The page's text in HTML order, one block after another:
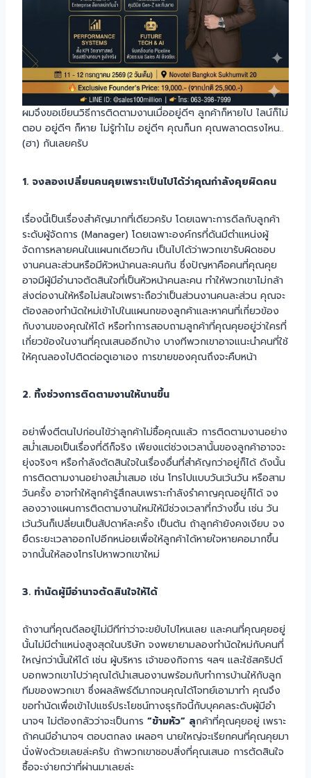
ผมจึงขอเขียนวิธีการติดตามงานเมื่ออยู่ดีๆ ลูกค้าก็หายไป ไลน์ก็ไม่
ตอบ อยู่ดีๆ ก็หาย ไม่รู้ทำไม อยู่ดีๆ คุณก็นก คุณพลาดตรงไหน..
(ฮา) กันเลยครับ
1. จงลองเปลี่ยนคนคุยเพราะเป็นไปได้ว่าคุณกำลังคุยผิดคน
เรื่องนี้เป็นเรื่องสำคัญมากที่เดียวครับ โดยเฉพาะการดีลกับลูกค้า
ระดับผู้จัดการ (Manager) โดยเฉพาะองค์กรที่ดันมีตำแหน่งผู้
จัดการหลายคนในแผนกเดียวกัน เป็นไปได้ว่าพวกเขารับผิดชอบ
งานคนละส่วนหรือมีหัวหน้าคนละคนกัน ซึ่งปัญหาคือคนที่คุณคุย
อาจมีผู้มีอำนาจตัดสินใจที่เป็นหัวหน้าคนละคน ทำให้พวกเขาไม่กล้า
ส่งต่องานให้หรือไม่สนใจเพราะถือว่าเป็นส่วนงานคนละส่วน คุณจะ
ต้องลองทำนัดใหม่เข้าไปในแผนกของลูกค้าและหาคนที่เกี่ยวข้อง
กับงานของคุณให้ได้ หรือทำการสอบถามลูกค้าที่คุณคุยอยู่ว่าใครที่
เกี่ยวข้องในงานที่คุณเสนออีกบ้าง บางทีพวกเขาอาจแนะนำคนที่ใช้
ให้คุณลองไปติดต่อดูเอาเอง การขายของคุณถึงจะคืบหน้า
2. ทิ้งช่วงการติดตามงานให้นานขึ้น
อย่าพึ่งตีตนไปก่อนไข้ว่าลูกค้าไม่ซื้อคุณแล้ว การติดตามงานอย่าง
สม่ำเสมอเป็นเรื่องที่ดีก็จริง เพียงแต่ช่วงเวลานั้นของลูกค้าอาจจะ
ยุ่งจริงๆ หรือกำลังตัดสินใจในเรื่องอื่นที่สำคัญกว่าอยู่ก็ได้ ดังนั้น
การติดตามงานอย่างสม่ำเสมอ เช่น โทรไปแบบวันเว้นวัน หรือสาม
วันครั้ง อาจทำให้ลูกค้ารู้สึกลบเพราะกำลังรำคาญคุณอยู่ก็ได้ จง
ลองวางแผนการติดตามงานใหม่ให้มีช่วงเวลาที่กว้างขึ้น เช่น วัน
เว้นวันก็เปลี่ยนเป็นสัปดาห์ละครั้ง เป็นต้น ถ้าลูกค้ายังคงเงียบ จง
ยืดระยะเวลาออกไปอีกหน่อยเพื่อให้ลูกค้าได้หายใจหายคอมากขึ้น
จากนั้นให้ลองโทรไปหาพวกเขาใหม่
3. ทำนัดผู้มีอำนาจตัดสินใจให้ได้
ถ้างานที่คุณดีลอยู่ไม่มีทีท่าว่าจะขยับไปไหนเลย และคนที่คุณคุยอยู่
นั้นไม่มีตำแหน่งสูงสุดในบริษัท จงพยายามลองทำนัดใหม่กับคนที่
ใหญ่กว่านั้นให้ได้ เช่น ผู้บริหาร เจ้าของกิจการ ฯลฯ และใช้สคริปต์
บอกพวกเขาไปว่าคุณได้นำเสนองานพร้อมกับทำการบ้านให้กับลูก
ทีมของพวกเขา ซึ่งผลลัพธ์ดีมากจนคุณได้โจทย์เอามาทำ คุณจึง
ขอทำนัดเพื่อเข้าไปแชร์ประโยชน์ทางธุรกิจนี้กับบุคคลระดับผู้มีอำ
นาจฯ ไม่ต้องกลัวว่าจะเป็นการ “ข้ามหัว” ลูกค้าที่คุณคุยอยู่ เพราะ
ถ้าคนมีอำนาจฯ ตอบตกลง เผลอๆ นายใหญ่จะเรียกคนที่คุณคุยมา
นั่งฟังด้วยเลยล่ะครับ ถ้าพวกเขาชอบสิ่งที่คุณเสนอ การตัดสินใจ
ซื้อจะง่ายกว่าที่ผ่านมาเลยล่ะ